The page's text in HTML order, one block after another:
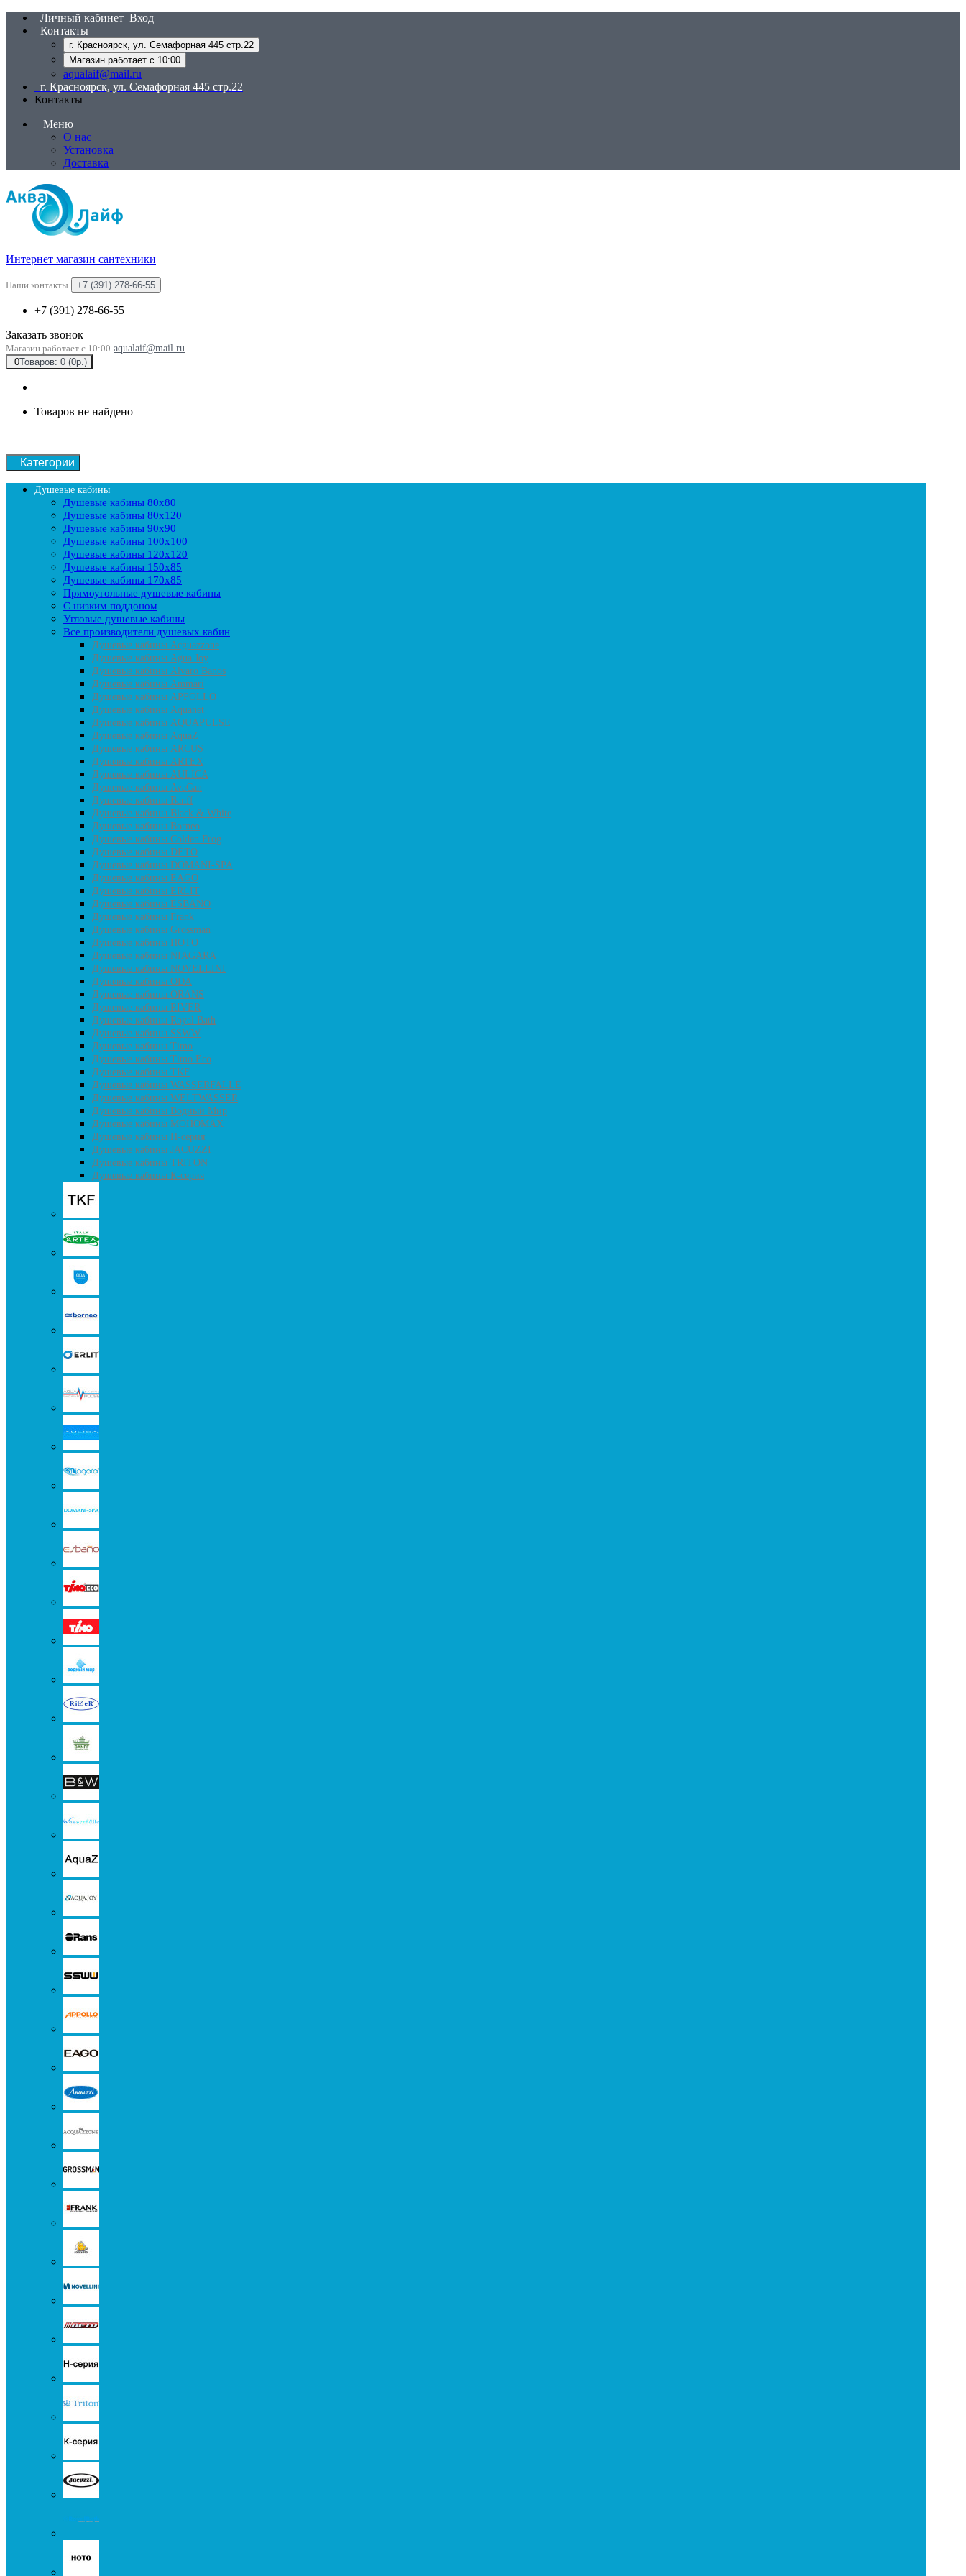
Личный кабинет Вход
Контакты
г. Красноярск, ул. Семафорная 445 стр.22
Магазин работает с 10:00
aqualaif@mail.ru
г. Красноярск, ул. Семафорная 445 стр.22
Контакты
Меню
О нас
Установка
Доставка
Интернет магазин сантехники
Наши контакты +7 (391) 278-66-55
+7 (391) 278-66-55
Заказать звонок
Магазин работает с 10:00 aqualaif@mail.ru
0Товаров: 0 (0р.)
Товаров не найдено
Категории
Душевые кабины
Душевые кабины 80x80
Душевые кабины 80x120
Душевые кабины 90х90
Душевые кабины 100x100
Душевые кабины 120x120
Душевые кабины 150x85
Душевые кабины 170x85
Прямоугольные душевые кабины
С низким поддоном
Угловые душевые кабины
Все производители душевых кабин
Душевые кабины Acguazzone
Душевые кабины Agua Joy
Душевые кабины Alvaro Banos
Душевые кабины Ammari
Душевые кабины APPOLLO
Душевые кабины Aquanet
Душевые кабины AQUAPULSE
Душевые кабины AquaZ
Душевые кабины ARCUS
Душевые кабины ARTEX
Душевые кабины AULICA
Душевые кабины AvaCan
Душевые кабины Banff
Душевые кабины Black & White
Душевые кабины Borneo
Душевые кабины Colden Frog
Душевые кабины DETO
Душевые кабины DOMANI-SPA
Душевые кабины EAGO
Душевые кабины ERLIT
Душевые кабины ESBANO
Душевые кабины Frank
Душевые кабины Grossman
Душевые кабины HOTO
Душевые кабины NIAGARA
Душевые кабины NOVELLINI
Душевые кабины ODA
Душевые кабины ORANS
Душевые кабины RIVER
Душевые кабины Royal Bath
Душевые кабины SSWW
Душевые кабины Timo
Душевые кабины Timo Eco
Душевые кабины TKF
Душевые кабины WASSERFALLE
Душевые кабины WELTWASSER
Душевые кабины Водный Мир
Душевые кабины МОНОМАХ
Душевые кабины H-серия
Душевые кабины JACUZZI
Душевые кабины TRITON
Душевые кабины К-серия